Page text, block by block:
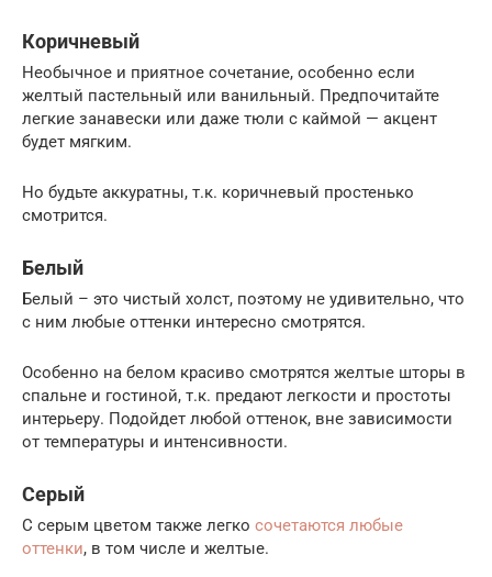
Коричневый
Необычное и приятное сочетание, особенно если
желтый пастельный или ванильный. Предпочитайте
легкие занавески или даже тюли с каймой — акцент
будет мягким.
Но будьте аккуратны, т.к. коричневый простенько
смотрится.
Белый
Белый – это чистый холст, поэтому не удивительно, что
с ним любые оттенки интересно смотрятся.
Особенно на белом красиво смотрятся желтые шторы в
спальне и гостиной, т.к. предают легкости и простоты
интерьеру. Подойдет любой оттенок, вне зависимости
от температуры и интенсивности.
Серый
С серым цветом также легко сочетаются любые
оттенки, в том числе и желтые.